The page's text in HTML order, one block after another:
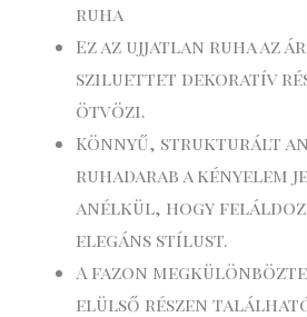
ruha
Ez az ujjatlan ruha az
sziluettet dekoratív
ötvözi.
Könnyű, strukturált
ruhadarab a kényelem
anélkül, hogy
elegáns stílust.
A fazon
elülső részen